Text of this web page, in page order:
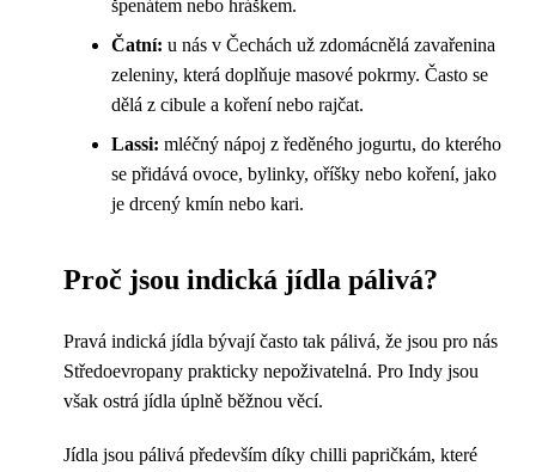
špenátem nebo hráškem.
Čatní: u nás v Čechách už zdomácnělá zavařenina
zeleniny, která doplňuje masové pokrmy. Často se
dělá z cibule a koření nebo rajčat.
Lassi: mléčný nápoj z ředěného jogurtu, do kterého
se přidává ovoce, bylinky, oříšky nebo koření, jako
je drcený kmín nebo kari.
Proč jsou indická jídla pálivá?
Pravá indická jídla bývají často tak pálivá, že jsou pro nás
Středoevropany prakticky nepoživatelná. Pro Indy jsou
však ostrá jídla úplně běžnou věcí.
Jídla jsou pálivá především díky chilli papričkám, které